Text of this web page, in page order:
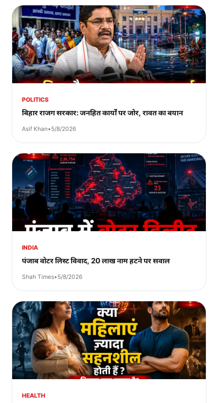
POLITICS
बिहार राजग सरकार: जनहित कार्यों पर जोर, रावत का बयान
Asif Khan•5/8/2026
INDIA
पंजाब वोटर लिस्ट विवाद, 20 लाख नाम हटने पर सवाल
Shah Times•5/8/2026
HEALTH